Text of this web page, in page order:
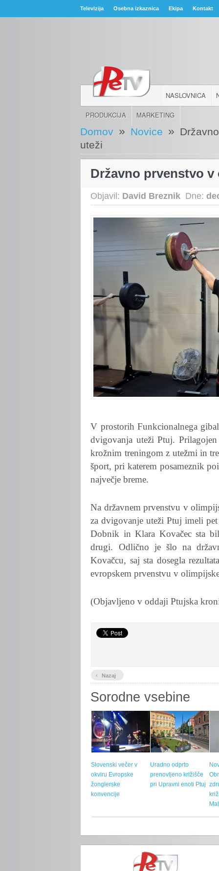
Televizija Osebna izkaznica Ekipa Kontakt
NASLOVNICA
PRODUKCIJA MARKETING
Domov » Novice »
uteži
Državno prvenstvo
Objavil: David Breznik Dne:
V prostorih Funkcionalnega
dvigovanja uteži Ptuj.
krožnim treningom z utežmi in
šport, pri katerem posameznik
največje breme.
Na državnem prvenstvu v
za dvigovanje uteži Ptuj imeli
Dobnik in Klara Kovačec sta
drugi. Odlično je šlo na
Kovačcu, saj sta dosegla
evropskem prvenstvu v
(Objavljeno v oddaji Ptujska
‹ Nazaj
Sorodne vsebine
Slovenski večer v
okviru Evropske
žonglerske
konvencije
Uradno odprto
prenovljeno križišče
pri Upravni enoti Ptuj